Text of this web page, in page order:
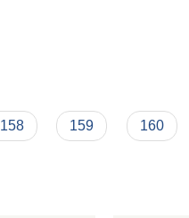
158 159 160